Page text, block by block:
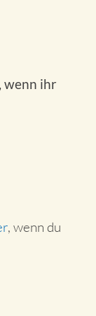
wenn ihr
, wenn du